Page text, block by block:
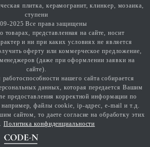
плитка, керамогранит, клинкер, мозаика,
ступени
2025 Все права защищены
представленная на сайте, носит
и ни при каких условиях не является
оферту или коммерческое предложение,
(даже при оформлении заявки на
сайте).
нашего сайта собирается
данных, которая передается Вашим
предоставления корректной информации по
файлы cookie, ip-адрес, e-mail и т.д.
сайтом, то даете согласие на обработку этих
Политика конфиденциальности